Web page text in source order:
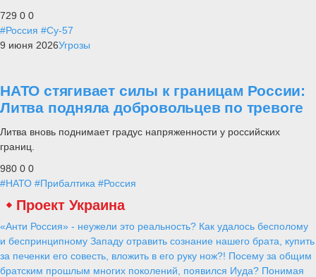
729 0 0
#Россия #Су-57
9 июня 2026Угрозы
НАТО стягивает силы к границам России:
Литва подняла добровольцев по тревоге
Литва вновь поднимает градус напряженности у российских
границ.
980 0 0
#НАТО #Прибалтика #Россия
Проект Украина
«Анти Россия» - неужели это реальность? Как удалось бесполому
и беспринципному Западу отравить сознание нашего брата, купить
за печенки его совесть, вложить в его руку нож?! Посему за общим
братским прошлым многих поколений, появился Иуда? Понимая